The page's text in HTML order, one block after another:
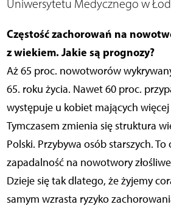
Uniwersytetu Medycznego w
Częstość zachorowań na
z wiekiem. Jakie są prognozy?
Aż 65 proc. nowotworów
65. roku życia. Nawet 60 proc.
występuje u kobiet mających więcej
Tymczasem zmienia się struktura
Polski. Przybywa osób starszych. To
zapadalność na nowotwory
Dzieje się tak dlatego, że żyjemy
samym wzrasta ryzyko